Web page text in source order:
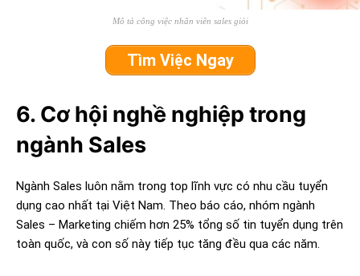
Mô tả công việc nhân viên sales giỏi
Tìm Việc Ngay
6. Cơ hội nghề nghiệp trong
ngành Sales
Ngành Sales luôn nằm trong top lĩnh vực có nhu cầu tuyển
dụng cao nhất tại Việt Nam. Theo báo cáo, nhóm ngành
Sales – Marketing chiếm hơn 25% tổng số tin tuyển dụng trên
toàn quốc, và con số này tiếp tục tăng đều qua các năm.